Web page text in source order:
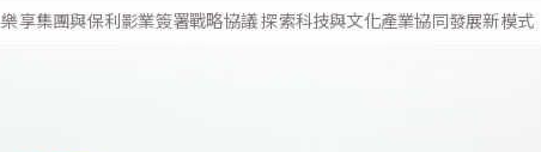
樂享集團與保利影業簽署戰略協議 探索科技與文化產業協同發展新模式